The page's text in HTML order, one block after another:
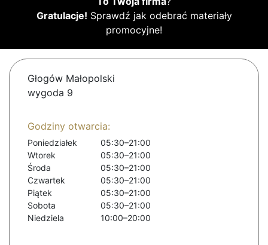
Gratulacje! Sprawdź jak odebrać materiały
promocyjne!
Głogów Małopolski
wygoda 9
Godziny otwarcia:
Poniedziałek
05:30–21:00
Wtorek
05:30–21:00
Środa
05:30–21:00
Czwartek
05:30–21:00
Piątek
05:30–21:00
Sobota
05:30–21:00
Niedziela
10:00–20:00